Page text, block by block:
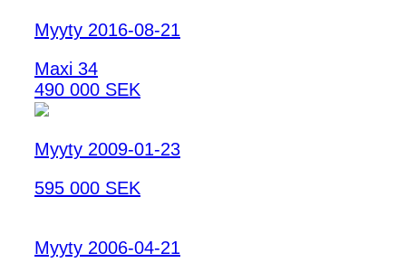
Myyty 2016-08-21
Maxi 34
490 000 SEK
Myyty 2009-01-23
595 000 SEK
Myyty 2006-04-21